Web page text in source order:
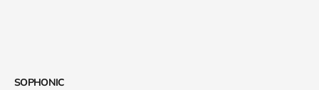
SOPHONIC